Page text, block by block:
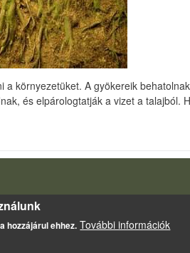
a környezetüket. A gyökereik
és elpárologtatják a vizet a talajból.
hozzájárul ehhez. További információk